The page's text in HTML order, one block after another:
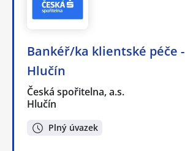
Bankéř/ka klientské péče -
Hlučín
Česká spořitelna, a.s.
Hlučín
Plný úvazek